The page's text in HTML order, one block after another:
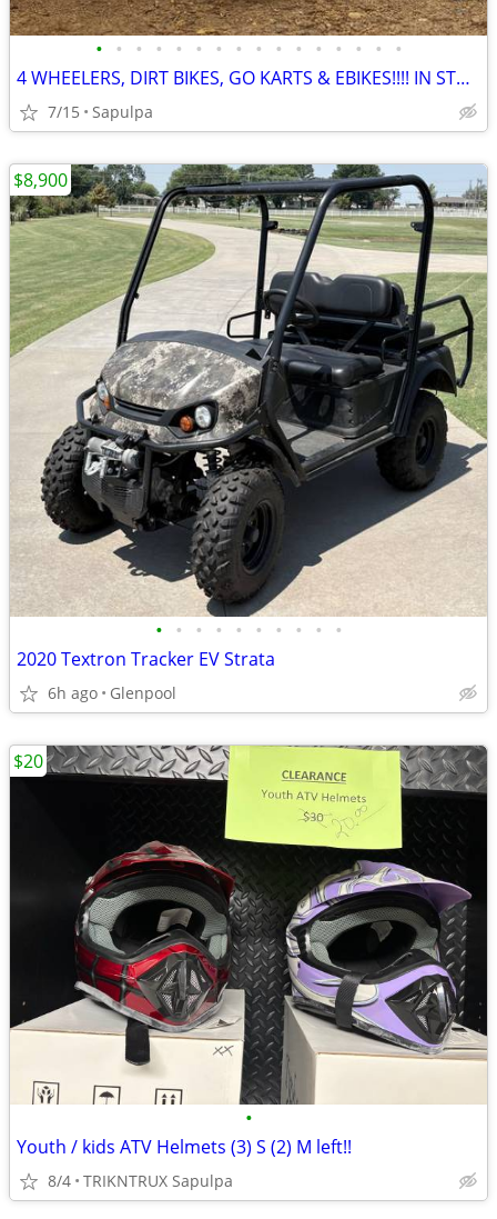
• • • • • • • • • • • • • • • •
4 WHEELERS, DIRT BIKES, GO KARTS & EBIKES!!!! IN STOCK NOW!!!
7/15 Sapulpa
• • • • • • • • • •
2020 Textron Tracker EV Strata
6h ago Glenpool
$8,900
•
Youth / kids ATV Helmets (3) S (2) M left!!
8/4 TRIKNTRUX Sapulpa
$20